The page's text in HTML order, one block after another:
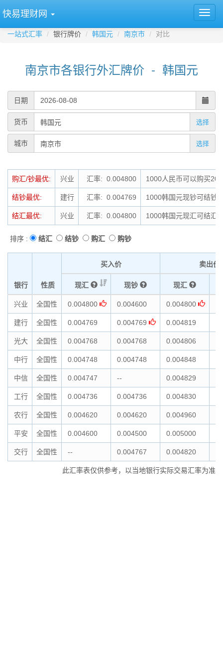
快易理财网
一站式汇率 银行牌价 韩国元 南京市 对比
南京市各银行外汇牌价 - 韩国元
日期
货币 选择
城市 选择
购汇/钞最优: 兴业 汇率: 0.004800 1000人民币可以购买
结钞最优: 建行 汇率: 0.004769 1000韩国元现钞可结钞
结汇最优: 兴业 汇率: 0.004800 1000韩国元现汇可结汇
排序 : 结汇 结钞 购汇 购钞
银行 性质
买入价 卖出价
现汇 现钞 现汇
兴业 全国性 0.004800 0.004600 0.004800
建行 全国性 0.004769 0.004769 0.004819
光大 全国性 0.004768 0.004768 0.004806
中行 全国性 0.004748 0.004748 0.004848
中信 全国性 0.004747 -- 0.004829
工行 全国性 0.004736 0.004736 0.004830
农行 全国性 0.004620 0.004620 0.004960
平安 全国性 0.004600 0.004500 0.005000
交行 全国性 -- 0.004767 0.004820
此汇率表仅供参考，以当地银行实际交易汇率为准